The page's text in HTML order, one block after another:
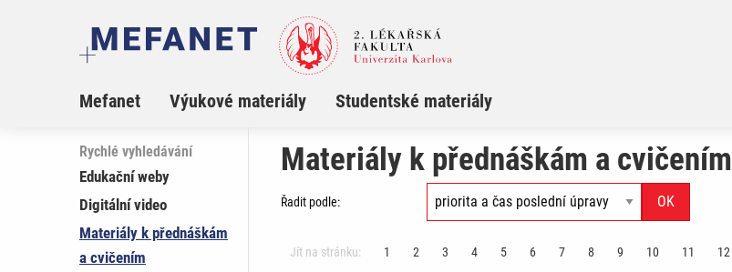
Mefanet Výukové materiály Studentské materiály
Rychlé vyhledávání
Edukační weby
Digitální video
Materiály k přednáškám
a cvičením
Materiály k přednáškám a cvičením
Řadit podle:
Jít na stránku: 1 2 3 4 5 6 7 8 9 10 11 12